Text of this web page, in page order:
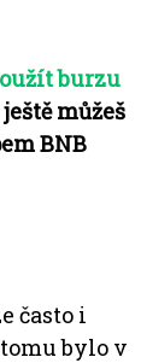
burzu
můžeš
BNB
často i
bylo v